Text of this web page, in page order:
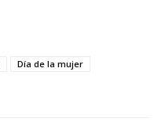
Día de la mujer